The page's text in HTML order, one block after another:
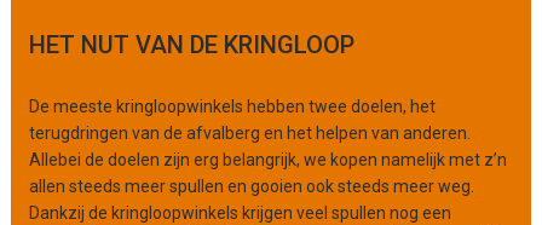
g
n
s
a
t
HET NUT VAN DE KRINGLOOP
De meeste kringloopwinkels hebben twee doelen, het
terugdringen van de afvalberg en het helpen van anderen.
Allebei de doelen zijn erg belangrijk, we kopen namelijk met z’n
allen steeds meer spullen en gooien ook steeds meer weg.
Dankzij de kringloopwinkels krijgen veel spullen nog een